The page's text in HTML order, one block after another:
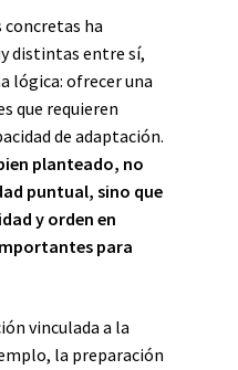
concretas ha
distintas entre sí,
lógica: ofrecer una
que requieren
de adaptación.
planteado, no
puntual, sino que
y orden en
para
vinculada a la
la preparación